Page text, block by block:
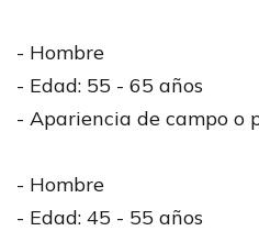
- Hombre
- Edad: 55 - 65 años
- Apariencia de campo o
- Hombre
- Edad: 45 - 55 años